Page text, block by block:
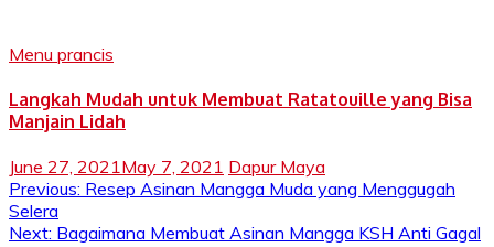
Menu prancis
Langkah Mudah untuk Membuat Ratatouille yang Bisa
Manjain Lidah
June 27, 2021May 7, 2021 Dapur Maya
Post
navigation
Previous: Resep Asinan Mangga Muda yang Menggugah
Selera
Next: Bagaimana Membuat Asinan Mangga KSH Anti Gagal